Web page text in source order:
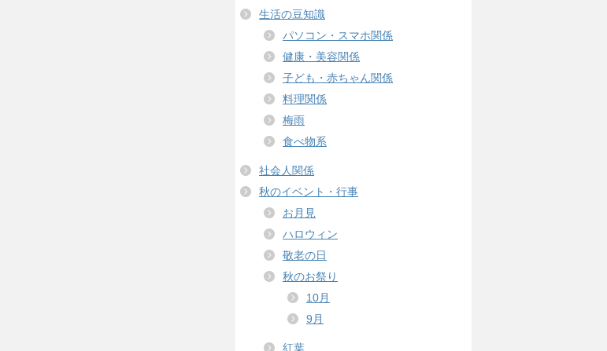
生活の豆知識
パソコン・スマホ関係
健康・美容関係
子ども・赤ちゃん関係
料理関係
梅雨
食べ物系
社会人関係
秋のイベント・行事
お月見
ハロウィン
敬老の日
秋のお祭り
10月
9月
紅葉